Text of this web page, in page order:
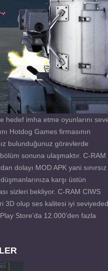
hedef imha etme oyunlarını
Hotdog Games firmasının
bulunduğunuz görevlerde
sonuna ulaşmaktır. C-RAM
dolayı MOD APK yani sınırsız
karşı üstün
sizleri bekliyor. C-RAM CIWS
3D olup ses kalitesi iyi
Store’da 12.000’den fazla